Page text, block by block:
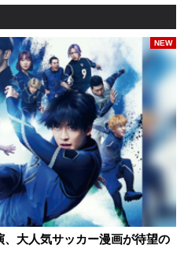
、大人気サッカー漫画が待望の
NEW